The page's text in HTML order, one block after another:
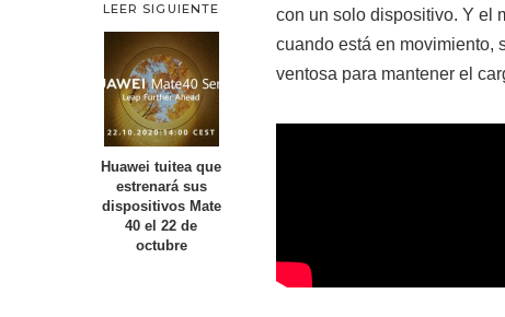
LEER SIGUIENTE
Huawei tuitea que
estrenará sus
dispositivos Mate
40 el 22 de
octubre
con un solo dispositivo. Y el
cuando está en movimiento,
ventosa para mantener el